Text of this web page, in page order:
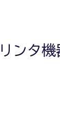
ンタ機